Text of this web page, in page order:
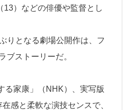
13）などの俳優や監督とし
りとなる劇場公開作は、フ
ブストーリーだ。
る家康」（NHK）、実写版
感と柔軟な演技センスで、